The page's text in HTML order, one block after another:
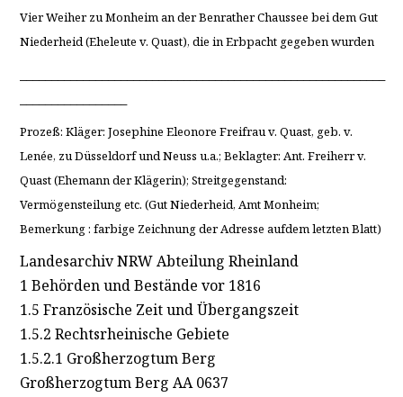
Vier Weiher zu Monheim an der Benrather Chaussee bei dem Gut
Niederheid (Eheleute v. Quast), die in Erbpacht gegeben wurden
Prozeß: Kläger: Josephine Eleonore Freifrau v. Quast, geb. v.
Lenée, zu Düsseldorf und Neuss u.a.; Beklagter: Ant. Freiherr v.
Quast (Ehemann der Klägerin); Streitgegenstand:
Vermögensteilung etc. (Gut Niederheid, Amt Monheim;
Bemerkung : farbige Zeichnung der Adresse aufdem letzten Blatt)
Landesarchiv NRW Abteilung Rheinland
1 Behörden und Bestände vor 1816
1.5 Französische Zeit und Übergangszeit
1.5.2 Rechtsrheinische Gebiete
1.5.2.1 Großherzogtum Berg
Großherzogtum Berg AA 0637